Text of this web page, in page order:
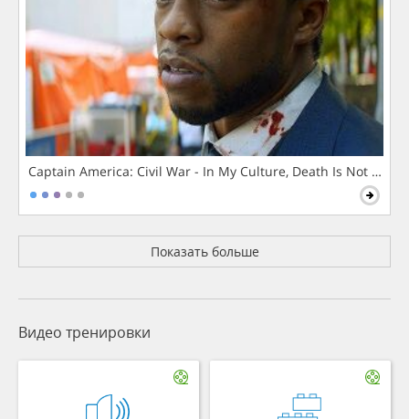
Captain America: Civil War - In My Culture, Death Is Not The
Показать больше
Видео тренировки